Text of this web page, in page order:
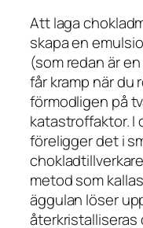
Att laga
skapa en
(som redan är
får kramp när du
förmodligen på
katastroffaktor. I
föreligger det i
metod som
äggulan löser